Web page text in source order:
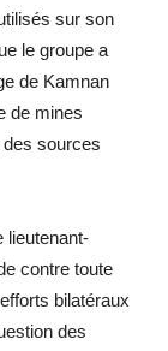
sur son
le groupe a
de Kamnan
de mines
sources
lieutenant-
contre toute
bilatéraux
des